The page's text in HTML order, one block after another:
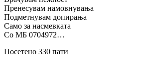
Пренесувам намовнувања
Подметнувам допирања
Само за насмевката
Со МБ 0704972…
Посетено 330 пати